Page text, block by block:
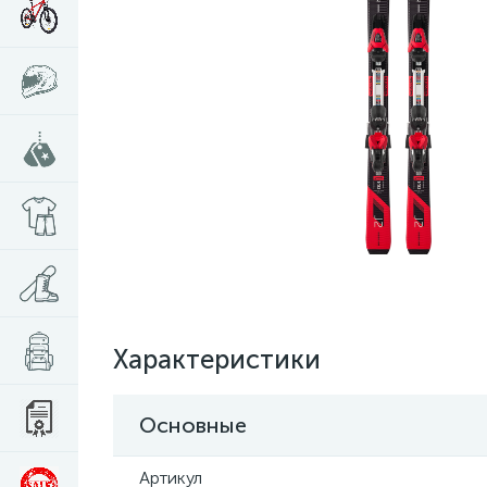
Характеристики
Основные
Артикул